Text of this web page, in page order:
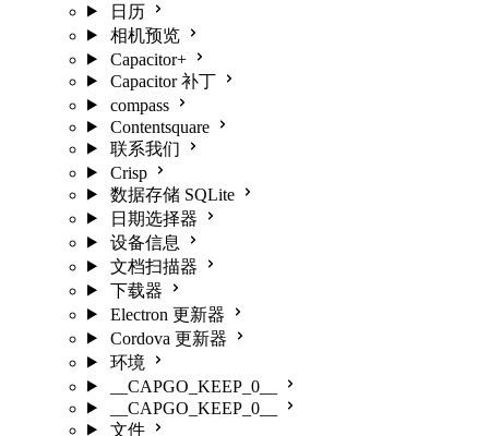
日历
相机预览
Capacitor+
Capacitor 补丁
compass
Contentsquare
联系我们
Crisp
数据存储 SQLite
日期选择器
设备信息
文档扫描器
下载器
Electron 更新器
Cordova 更新器
环境
__CAPGO_KEEP_0__
__CAPGO_KEEP_0__
文件